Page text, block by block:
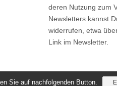
deren Nutzung zum
Newsletters kannst
widerrufen, etwa
Link im Newsletter.
Sie auf nachfolgenden Button.